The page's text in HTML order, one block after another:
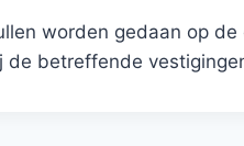
worden gedaan op
de betreffende